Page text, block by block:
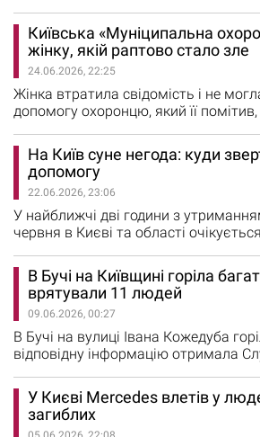
ймовірно, загинув від ураження
Про це розповіли у ДСНС Київщини.
нещасний випадок надійшло до
сьогодні о 13:57. На місце виїхали
Державної пожежно-рятувальної…
Київська «Муніципальна
жінку, якій раптово стало зле
24.06.2026, 22:25
Жінка втратила свідомість і не
допомогу охоронцю, який її помітив,
швидкій реакції та навичкам із
допомоги вдалося відновити
стабілізувати її стан до прибуття
життю та здоров’ю жінки нічого не
На Київ суне негода: куди
допомогу
22.06.2026, 23:06
У найближчі дві години з
червня в Києві та області очікується
Українському гідрометцентрі.
під час грози уникати перебування
щитів, ліній електропередачі,
паркувати поруч із ними
підтопленні проїжджої…
В Бучі на Київщині горіла
врятували 11 людей
09.06.2026, 00:27
В Бучі на вулиці Івана Кожедуба
відповідну інформацію отримала
караули за підвищеним рангом
повідомляють в Головному
служби з надзвичайних ситуацій
У Києві Mercedes влетів у
загиблих